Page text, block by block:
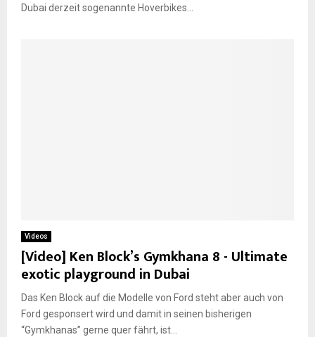
Dubai derzeit sogenannte Hoverbikes...
Videos
[Video] Ken Block’s Gymkhana 8 - Ultimate
exotic playground in Dubai
Das Ken Block auf die Modelle von Ford steht aber auch von
Ford gesponsert wird und damit in seinen bisherigen
“Gymkhanas” gerne quer fährt, ist...